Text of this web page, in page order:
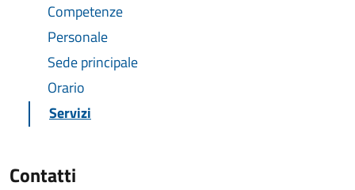
Competenze
Personale
Sede principale
Orario
Servizi
Contatti